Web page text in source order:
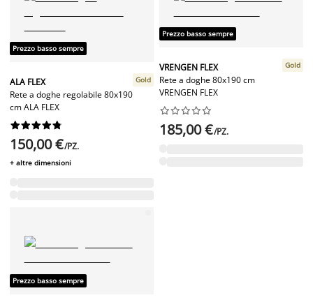
Prezzo basso sempre
ALA FLEX
Rete a doghe regolabile 80x190
cm ALA FLEX
Gold






150,00 €/PZ.
+ altre dimensioni
Prezzo basso sempre
VRENGEN FLEX
Rete a doghe 80x190 cm
VRENGEN FLEX
Gold






185,00 €/PZ.
Prezzo basso sempre